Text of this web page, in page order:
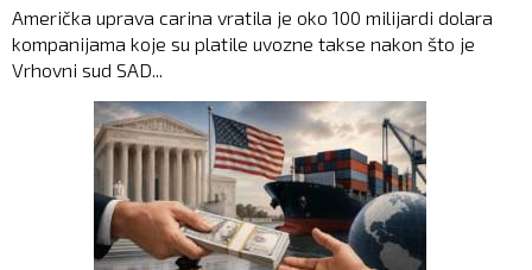
Američka uprava carina vratila je oko 100 milijardi dolara
kompanijama koje su platile uvozne takse nakon što je
Vrhovni sud SAD...